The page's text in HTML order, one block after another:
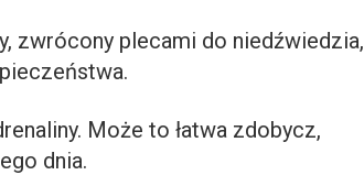
zwrócony plecami do niedźwiedzia,
Może to łatwa zdobycz,
dnia.